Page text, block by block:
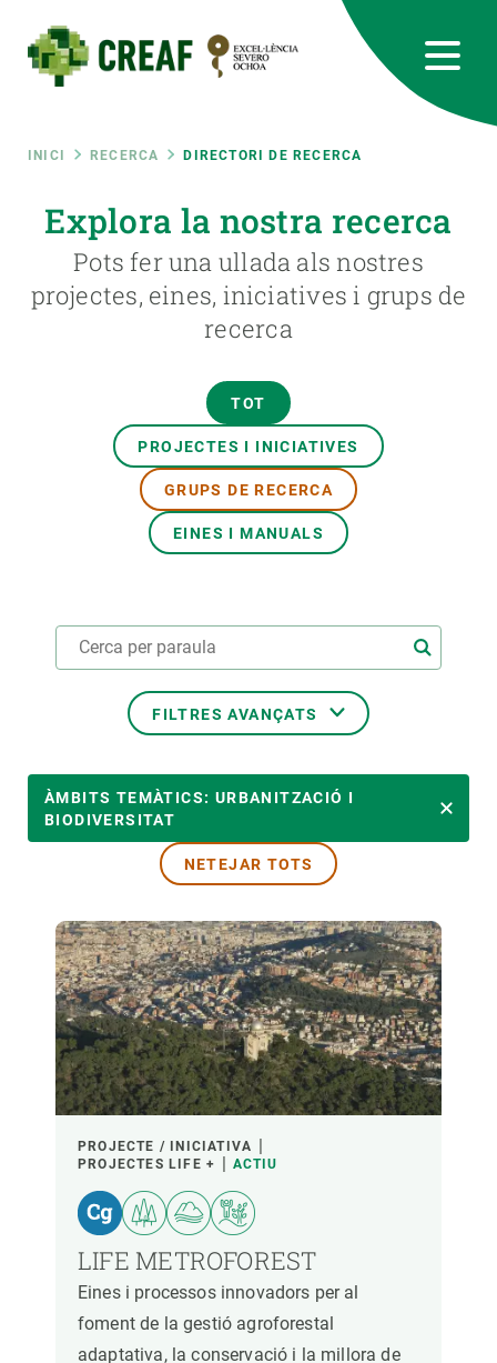
contingut
Fil
d'ariadna
INICI RECERCA DIRECTORI DE RECERCA
Explora la nostra recerca
Pots fer una ullada als nostres
projectes, eines, iniciatives i grups de
recerca
TOT
PROJECTES I INICIATIVES
GRUPS DE RECERCA
EINES I MANUALS
FILTRES AVANÇATS
TEMES TRANSVERSALS
LIDERAT PER
PARTICIPANTS
FINANÇAMENT
ANY D'INICI
LIDERATGE CREAF LIDERATGE EXTERN
ÀMBITS TEMÀTICS: URBANITZACIÓ I
BIODIVERSITAT
NETEJAR TOTS
PROJECTE / INICIATIVA
PROJECTES LIFE +
ACTIU
LIFE METROFOREST
Eines i processos innovadors per al
foment de la gestió agroforestal
adaptativa, la conservació i la millora de
RRSS
Featured
responsive
INTRANET
Responsive
menu
CIÈNCIA EN ACCIÓ
UNEIX-TE A NOSALTRES